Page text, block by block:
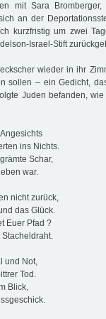
mit Sara Bromberger,
an der
kurzfristig um zwei
Israel-Stift
wieder in ihr
sollen – ein Gedicht,
Juden befanden,
ins Nichts.
Schar,
war.
nicht zurück,
das Glück.
Euer Pfad ?
und Not,
Tod.
Blick,